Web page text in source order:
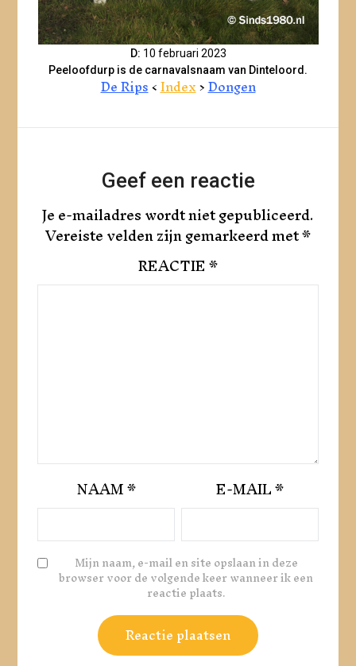
D: 10 februari 2023
Peeloofdurp is de carnavalsnaam van Dinteloord.
De Rips<Index>Dongen
Geef een reactie
Je e-mailadres wordt niet gepubliceerd.
Vereiste velden zijn gemarkeerd met*
REACTIE*
NAAM* E-MAIL*
Mijn naam, e-mail en site opslaan in deze
browser voor de volgende keer wanneer ik een
reactie plaats.